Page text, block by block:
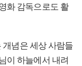
화 감독으로도 활
개념은 세상 사람들
이 하늘에서 내려